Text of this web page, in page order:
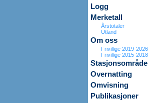
Logg
Merketall
Årstotaler
Utland
Om oss
Frivillige 2019-2026
Frivillige 2015-2018
Stasjonsområde
Overnatting
Omvisning
Publikasjoner